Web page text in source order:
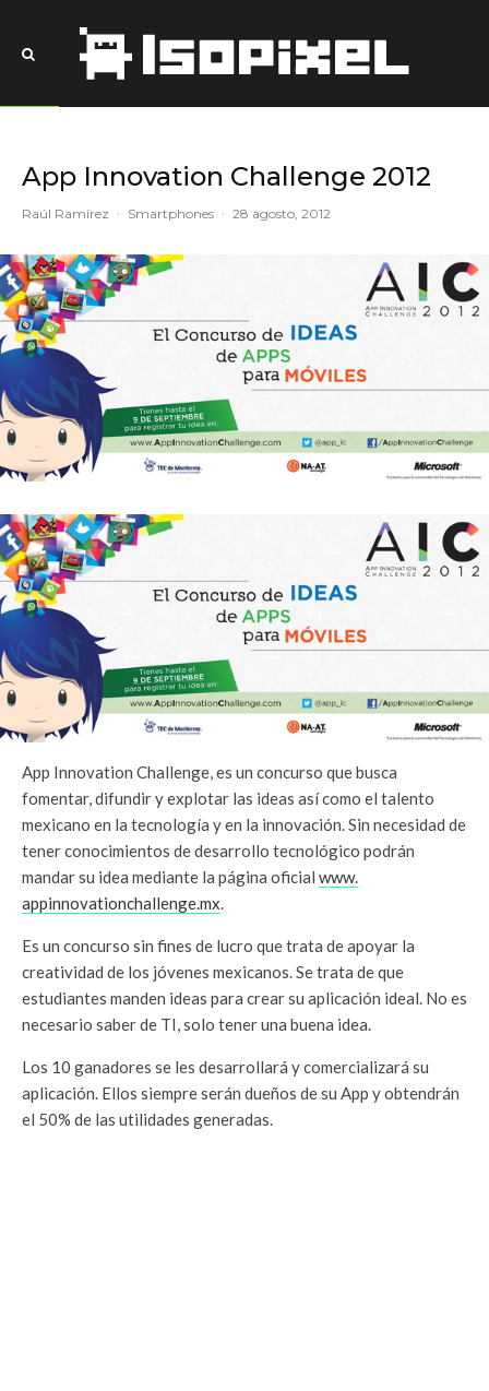
App Innovation Challenge 2012
Raúl Ramírez · Smartphones · 28 agosto, 2012
App Innovation Challenge, es un concurso que busca
fomentar, difundir y explotar las ideas así como el talento
mexicano en la tecnología y en la innovación. Sin necesidad de
tener conocimientos de desarrollo tecnológico podrán
mandar su idea mediante la página oficial www.
appinnovationchallenge.mx.
Es un concurso sin fines de lucro que trata de apoyar la
creatividad de los jóvenes mexicanos. Se trata de que
estudiantes manden ideas para crear su aplicación ideal. No es
necesario saber de TI, solo tener una buena idea.
Los 10 ganadores se les desarrollará y comercializará su
aplicación. Ellos siempre serán dueños de su App y obtendrán
el 50% de las utilidades generadas.